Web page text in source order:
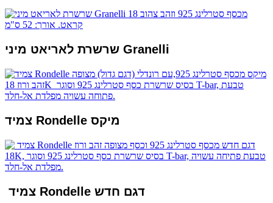
שרשרת לאריאט מיני Granelli
צמיד Rondelle מיקס
צמיד Rondelle דגם חדש